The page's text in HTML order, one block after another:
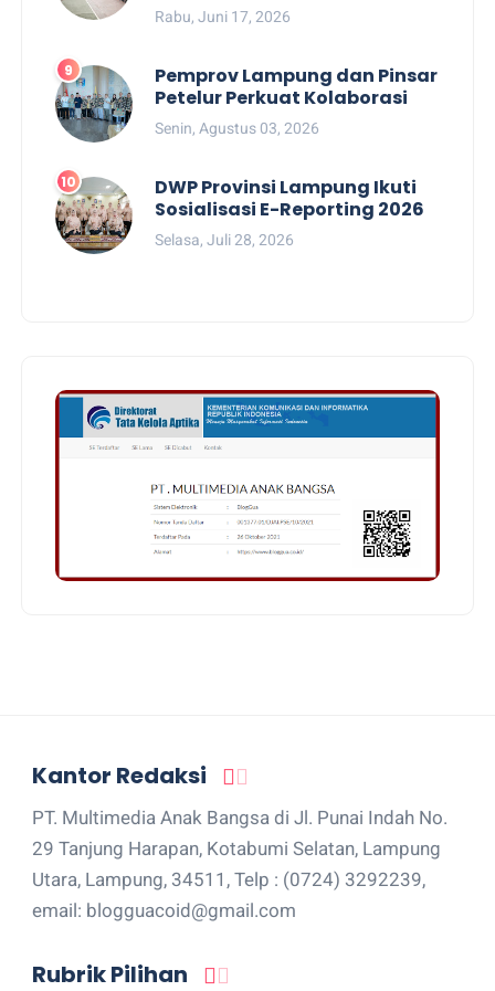
Rabu, Juni 17, 2026
Pemprov Lampung dan Pinsar
Petelur Perkuat Kolaborasi
Senin, Agustus 03, 2026
DWP Provinsi Lampung Ikuti
Sosialisasi E-Reporting 2026
Selasa, Juli 28, 2026
Kantor Redaksi
PT. Multimedia Anak Bangsa di Jl. Punai Indah No.
29 Tanjung Harapan, Kotabumi Selatan, Lampung
Utara, Lampung, 34511, Telp : (0724) 3292239,
email: blogguacoid@gmail.com
Rubrik Pilihan